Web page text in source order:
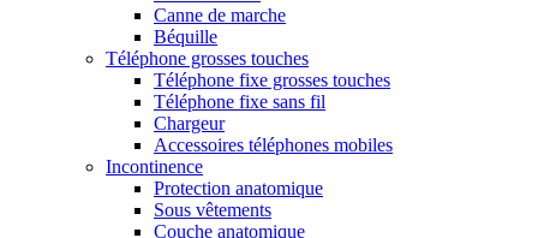
Canne de marche
Béquille
Téléphone grosses touches
Téléphone fixe grosses touches
Téléphone fixe sans fil
Chargeur
Accessoires téléphones mobiles
Incontinence
Protection anatomique
Sous vêtements
Couche anatomique